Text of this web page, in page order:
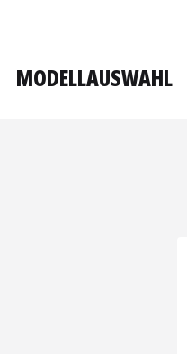
MODELLAUSWAHL